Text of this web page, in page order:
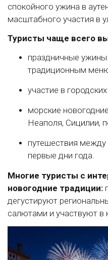
спокойного ужина в
масштабного участия в
Туристы чаще всего
праздничные ужины
традиционным
участие в
морские
Неаполя, Сицилии,
путешествия между
первые дни года.
Многие туристы с
новогодние традиции:
дегустируют
салютами и участвуют в